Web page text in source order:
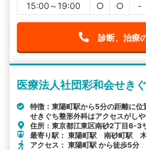
15:00～19:00
○ ○ -
診断、治療
医療法人社団彩和会せき
特徴：東陽町駅から5分の距離に
せきぐち整形外科はアクセスがしや
住所：東京都江東区南砂2丁目6-3
最寄り駅： 東陽町駅 南砂町駅
アクセス： 東陽町駅 から徒歩5分